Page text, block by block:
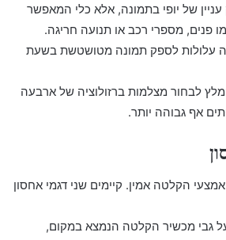
עניין של יופי בתמונה, אלא כלי המאפשר
פנים, מספרי רכב או תנועה חריגה.
עלולות לספק תמונה מטושטשת בשעת
לבחור מצלמות ברזולוציה של ארבעה
אף גבוהה יותר.
הקלטה אמין. קיימים שני דגמי אחסון
גבי מכשיר הקלטה הנמצא במקום,